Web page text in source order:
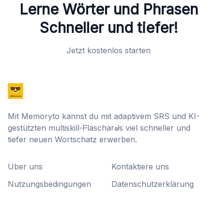
Lerne Wörter und Phrasen
Schneller und tiefer!
Jetzt kostenlos starten
Mit Memoryto kannst du mit adaptivem SRS und KI-
gestützten multiskill-ᖴläscharᖙs viel schneller und
tiefer neuen Wortschatz erwerben.
Über uns
Kontaktiere uns
Nutzungsbedingungen
Datenschutzerklärung